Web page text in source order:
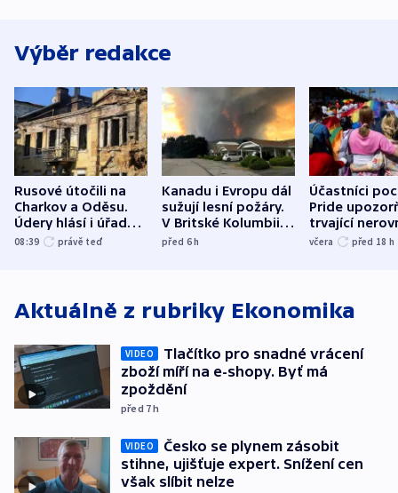
Výběr redakce
Rusové útočili na
Charkov a Oděsu.
Údery hlásí i úřady v
Bělgorodu
08:39 právě teď
Kanadu i Evropu dál
sužují lesní požáry.
V Britské Kolumbii
evakuovali tisíce lidí
před 6h
Účastníci
Pride
trvající
včera před 18 h
Aktuálně z rubriky Ekonomika
VIDEO
Tlačítko pro snadné vrácení
zboží míří na e-shopy. Byť má
zpoždění
před 7h
VIDEO
Česko se plynem zásobit
stihne, ujišťuje expert. Snížení cen
však slíbit nelze